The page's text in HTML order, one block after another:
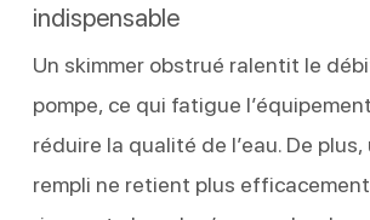
indispensable
Un skimmer obstrué ralentit le
pompe, ce qui fatigue
réduire la qualité de l’eau. De
rempli ne retient plus